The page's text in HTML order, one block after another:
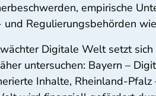
empirische
und Regulierungsbehörden
Digitale Welt setzt
untersuchen: Bayern –
Inhalte, Rheinland-